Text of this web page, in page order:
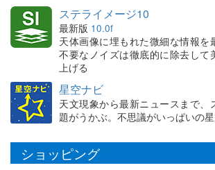
ステライメージ10
最新版 10.0f
天体画像に埋もれた微細な情報を
不要なノイズは徹底的に除去して
上げる
星空ナビ
天文現象から最新ニュースまで、
題がうかぶ。不思議がいっぱいの
ショッピング